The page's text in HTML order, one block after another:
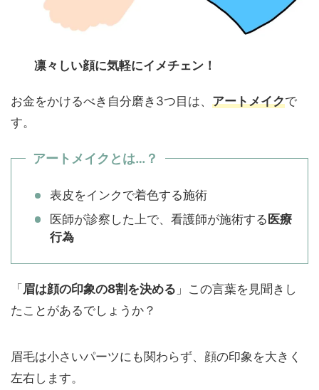
凛々しい顔に気軽にイメチェン ！
お金をかけるべき自分磨き3つ目は、 アートメイクで
す。
アートメイクとは…？
表皮をインクで着色する施術
医師が診察した上で、看護師が施術する 医療
行為
「眉は顔の印象の8割を決める 」この言葉を見聞きし
たことがあるでしょうか？
眉毛は小さいパーツにも関わらず、顔の印象を大きく
左右します。